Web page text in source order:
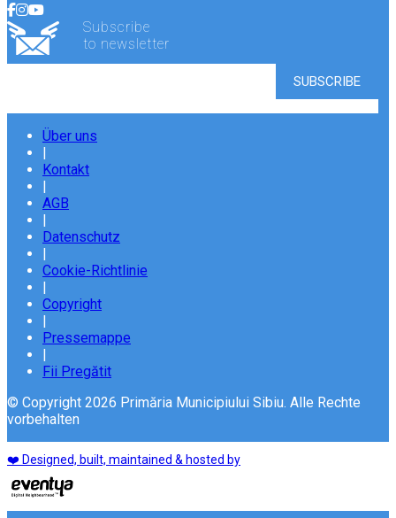
Subscribe
to newsletter
Über uns
|
Kontakt
|
AGB
|
Datenschutz
|
Cookie-Richtlinie
|
Copyright
|
Pressemappe
|
Fii Pregătit
© Copyright 2026 Primăria Municipiului Sibiu. Alle Rechte
vorbehalten
❤️ Designed, built, maintained & hosted by